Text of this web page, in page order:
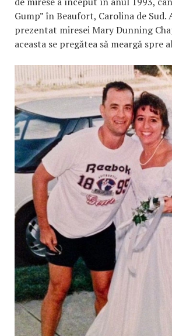
Gump” în Beaufort, Carolina de Sud.
prezentat miresei Mary Dunning
aceasta se pregătea să meargă spre